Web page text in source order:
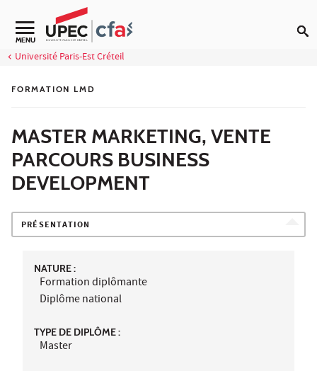
Aller au contenu
MENU
Université Paris-Est Créteil
FORMATION LMD
MASTER MARKETING, VENTE
PARCOURS BUSINESS
DEVELOPMENT
PRÉSENTATION
NATURE :
Formation diplômante
Diplôme national
TYPE DE DIPLÔME :
Master